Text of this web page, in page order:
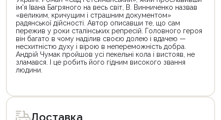
ім'я Івана Багряного на весь світ, В. Винниченко назвав
«великим, кричущим і страшним документом»
радянської дійсності. Автор описавши те, що сам
пережив у роки сталінських репресій. Головного героя
він багато в чому наділив своєю долею і вдачею —
несхитністю духу і вірою в непереможність добра.
Андрій Чумак пройшов усі пекельні кола і вистояв, не
зламався. І це робить його гідним високого звання
людини.
товар
для
покупки
товар
для
покупкиДоставка